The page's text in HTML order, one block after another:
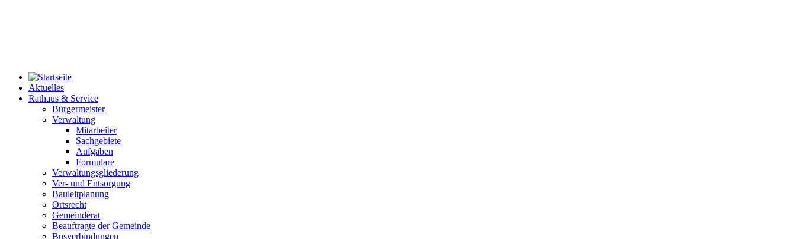
Aktuelles
Rathaus & Service
Bürgermeister
Verwaltung
Mitarbeiter
Sachgebiete
Aufgaben
Formulare
Verwaltungsgliederung
Ver- und Entsorgung
Bauleitplanung
Ortsrecht
Gemeinderat
Beauftragte der Gemeinde
Busverbindungen